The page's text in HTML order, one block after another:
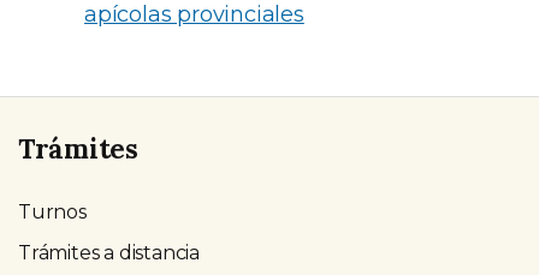
apícolas provinciales
Trámites
Turnos
Trámites a distancia